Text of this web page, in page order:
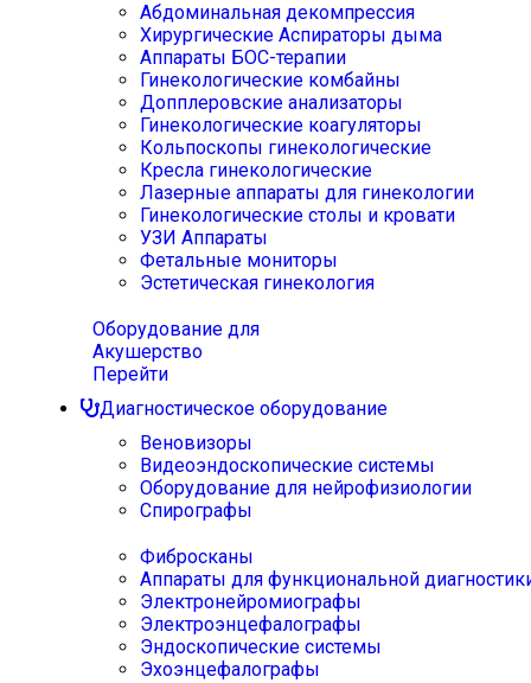
Абдоминальная декомпрессия
Хирургические Аспираторы дыма
Аппараты БОС-терапии
Гинекологические комбайны
Допплеровские анализаторы
Гинекологические коагуляторы
Кольпоскопы гинекологические
Кресла гинекологические
Лазерные аппараты для гинекологии
Гинекологические столы и кровати
УЗИ Аппараты
Фетальные мониторы
Эстетическая гинекология
Оборудование для
Акушерство
Перейти
Диагностическое оборудование
Веновизоры
Видеоэндоскопические системы
Оборудование для нейрофизиологии
Спирографы
Фибросканы
Аппараты для функциональной
Электронейромиографы
Электроэнцефалографы
Эндоскопические системы
Эхоэнцефалографы